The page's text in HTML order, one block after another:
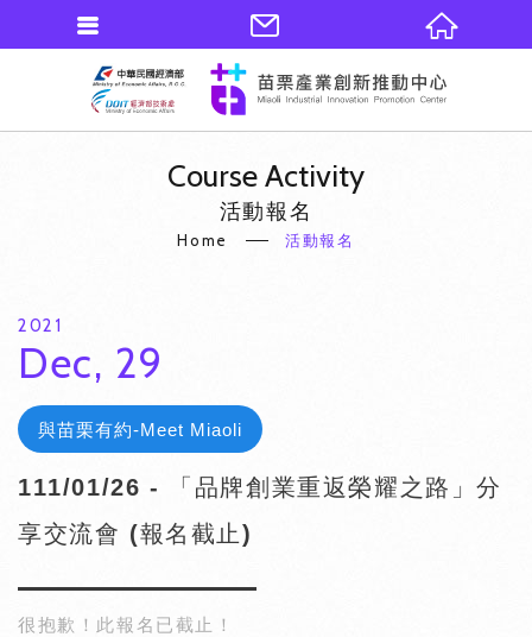
Course Activity
活動報名
Home 活動報名
2021
Dec, 29
與苗栗有約-Meet Miaoli
111/01/26 - 「品牌創業重返榮耀之路」分
享交流會 (報名截止)
很抱歉！此報名已截止！